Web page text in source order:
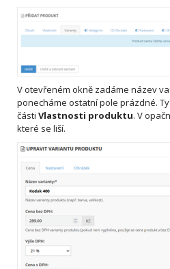
V otevřeném okně zadáme název
ponecháme ostatní pole prázdné.
části Vlastnosti produktu. V
které se liší.